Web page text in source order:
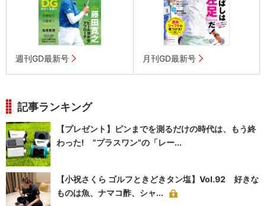
週刊GD最新号 月刊GD最新号
記事ランキング
【プレゼント】ピンまでを測るだけの時代は、もう終
わった! “プラスワン”の「レー...
【小祝さくら ゴルフときどきタン塩】Vol.92 好きな
ものは魚、ナマコ酢、シャ...